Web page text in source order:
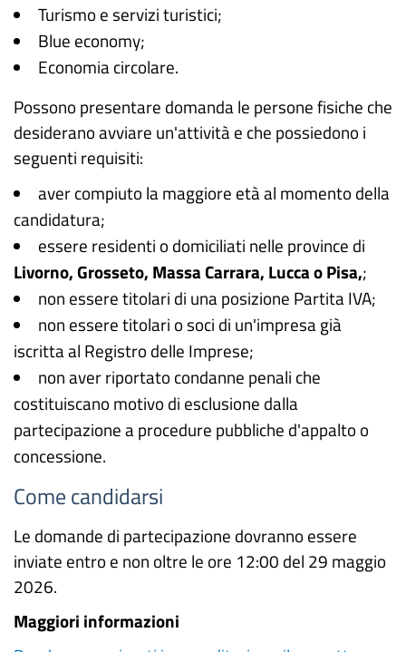
Turismo e servizi turistici;
Blue economy;
Economia circolare.
Possono presentare domanda le persone fisiche che
desiderano avviare un'attività e che possiedono i
seguenti requisiti:
aver compiuto la maggiore età al momento della
candidatura;
essere residenti o domiciliati nelle province di
Livorno, Grosseto, Massa Carrara, Lucca o Pisa,;
non essere titolari di una posizione Partita IVA;
non essere titolari o soci di un'impresa già
iscritta al Registro delle Imprese;
non aver riportato condanne penali che
costituiscano motivo di esclusione dalla
partecipazione a procedure pubbliche d'appalto o
concessione.
Come candidarsi
Le domande di partecipazione dovranno essere
inviate entro e non oltre le ore 12:00 del 29 maggio
2026.
Maggiori informazioni